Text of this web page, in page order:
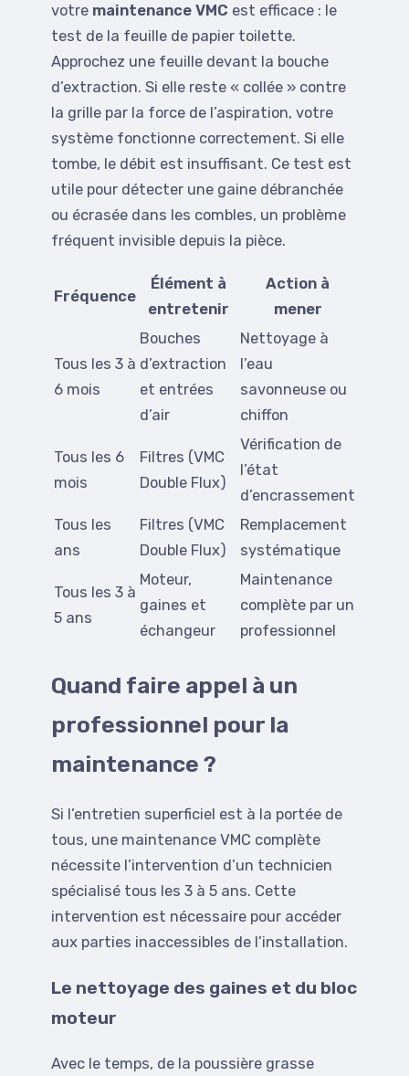
votre maintenance VMC est efficace : le
test de la feuille de papier toilette.
Approchez une feuille devant la bouche
d’extraction. Si elle reste « collée » contre
la grille par la force de l’aspiration, votre
système fonctionne correctement. Si elle
tombe, le débit est insuffisant. Ce test est
utile pour détecter une gaine débranchée
ou écrasée dans les combles, un problème
fréquent invisible depuis la pièce.
Fréquence
Élément à
entretenir
Action à
mener
Tous les 3 à
6 mois
Bouches
d’extraction
et entrées
d’air
Nettoyage à
l’eau
savonneuse ou
chiffon
Tous les 6
mois
Filtres (VMC
Double Flux)
Vérification de
l’état
d’encrassement
Tous les
ans
Filtres (VMC
Double Flux)
Remplacement
systématique
Tous les 3 à
5 ans
Moteur,
gaines et
échangeur
Maintenance
complète par un
professionnel
Quand faire appel à un
professionnel pour la
maintenance ?
Si l’entretien superficiel est à la portée de
tous, une maintenance VMC complète
nécessite l’intervention d’un technicien
spécialisé tous les 3 à 5 ans. Cette
intervention est nécessaire pour accéder
aux parties inaccessibles de l’installation.
Le nettoyage des gaines et du bloc
moteur
Avec le temps, de la poussière grasse